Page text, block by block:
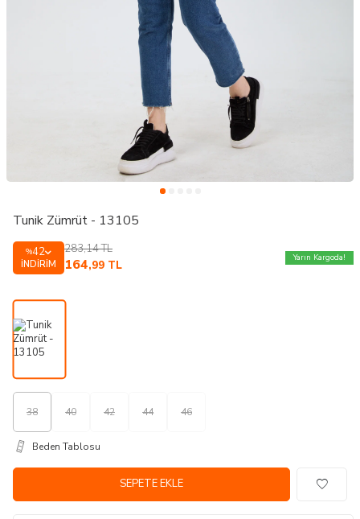
Tunik Zümrüt - 13105
%42
İNDIRIM
283,14TL
164,99 TL
Yarın Kargoda!
38 40 42 44 46
Beden Tablosu
SEPETE EKLE